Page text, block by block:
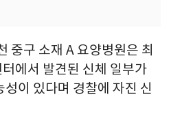
중구 소재 A 요양병원은 최
에서 발견된 신체 일부가
이 있다며 경찰에 자진 신